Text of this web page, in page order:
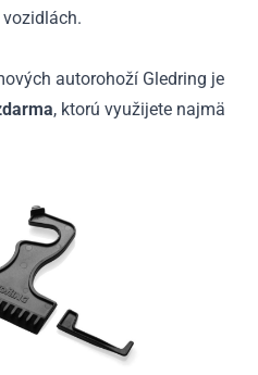
autorohoží Gledring je
, ktorú využijete najmä